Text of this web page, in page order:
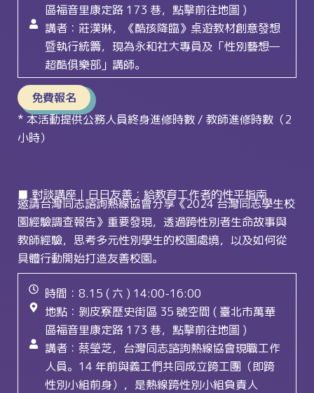
區福音里康定路 173 巷，點擊前往地圖 )
講者：莊漢琳，《酷孩降臨》桌遊教材創意發想
暨執行統籌，現為永和社大專員及「性別藝想—
超酷俱樂部」講師。
免費報名
* 本活動提供公務人員終身進修時數 / 教師進修時數（2
小時）
■ 對談講座｜日日友善：給教育工作者的性平指南
邀請台灣同志諮詢熱線協會分享《2024 台灣同志學生校
園經驗調查報告》重要發現，透過跨性別者生命故事與
教師經驗，思考多元性別學生的校園處境，以及如何從
具體行動開始打造友善校園。
時間：8.15 ( 六 ) 14:00-16:00
地點：剝皮寮歷史街區 35 號空間 ( 臺北市萬華
區福音里康定路 173 巷，點擊前往地圖 )
講者：蔡瑩芝，台灣同志諮詢熱線協會現職工作
人員。14 年前與義工們共同成立跨工團（即跨
性別小組前身），是熱線跨性別小組負責人